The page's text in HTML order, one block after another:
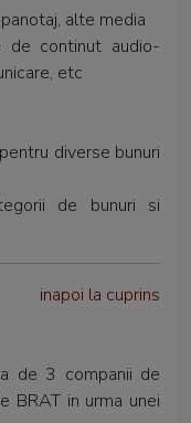
alte media
de continut audio-
etc
diverse bunuri
de bunuri si
inapoi la cuprins
de 3 companii de
BRAT in urma unei